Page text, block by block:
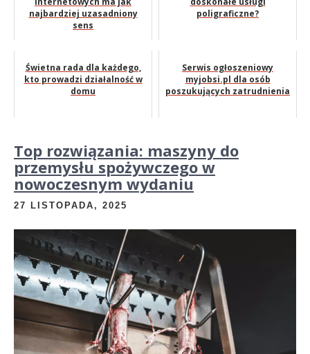
najbardziej uzasadniony
sens
poligraficzne?
Świetna rada dla każdego,
kto prowadzi działalność w
domu
Serwis ogłoszeniowy
myjobsi.pl dla osób
poszukujących zatrudnienia
Top rozwiązania: maszyny do
przemysłu spożywczego w
nowoczesnym wydaniu
27 LISTOPADA, 2025